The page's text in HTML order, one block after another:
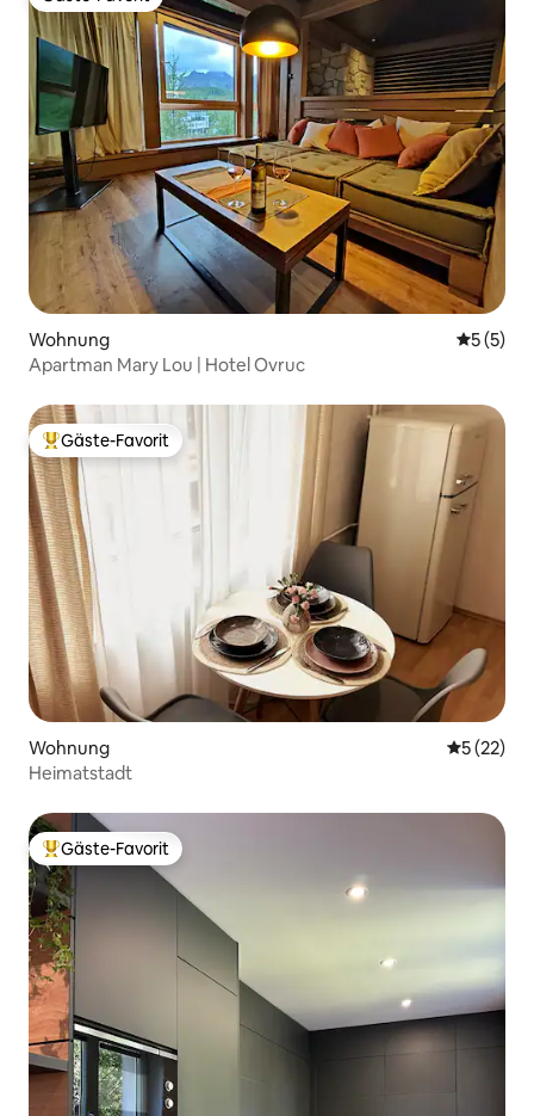
Gäste-Favorit
Wohnung
5 (5)
Apartman Mary Lou | Hotel Ovruc
Beliebter Gäste-Favorit.
Gäste-Favorit
Wohnung
5 (22)
Heimatstadt
Beliebter Gäste-Favorit.
Gäste-Favorit